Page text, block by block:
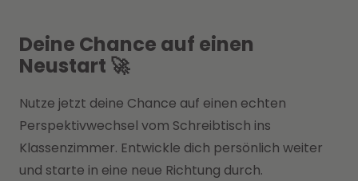
Deine Chance auf einen
Neustart 🚀
Nutze jetzt deine Chance auf einen echten
Perspektivwechsel vom Schreibtisch ins
Klassenzimmer. Entwickle dich persönlich weiter
und starte in eine neue Richtung durch.